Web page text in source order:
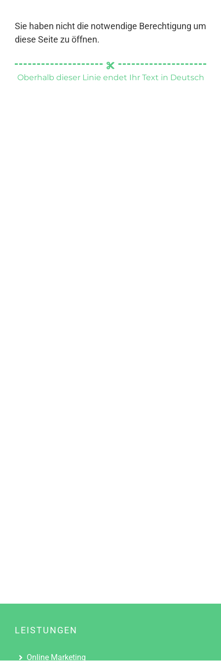
Sie haben nicht die notwendige Berechtigung um
diese Seite zu öffnen.
Oberhalb dieser Linie endet Ihr Text in Deutsch
LEISTUNGEN
Online Marketing